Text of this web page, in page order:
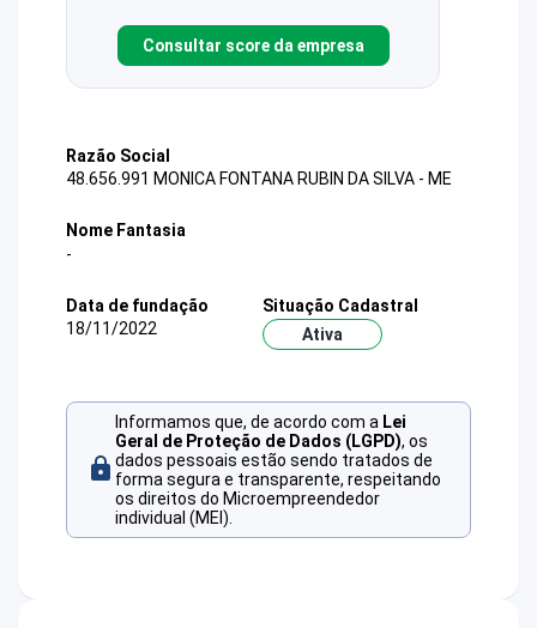
Consultar score da empresa
Razão Social
48.656.991 MONICA FONTANA RUBIN DA SILVA - ME
Nome Fantasia
-
Data de fundação
18/11/2022
Situação Cadastral
Ativa
Informamos que, de acordo com a Lei
Geral de Proteção de Dados (LGPD), os
dados pessoais estão sendo tratados de
forma segura e transparente, respeitando
os direitos do Microempreendedor
individual (MEI).